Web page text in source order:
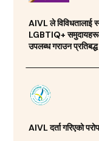
AIVL ले विविधतालाई
LGBTIQ+
उपलब्ध गराउन
AIVL दर्ता गरिएको